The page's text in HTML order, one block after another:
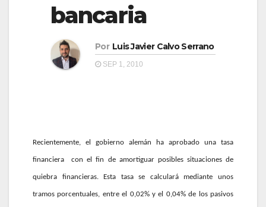
bancaria
Por Luis Javier Calvo Serrano
SEP 1, 2010
Recientemente, el gobierno alemán ha aprobado una tasa
financiera con el fin de amortiguar posibles situaciones de
quiebra financieras. Esta tasa se calculará mediante unos
tramos porcentuales, entre el 0,02% y el 0,04% de los pasivos